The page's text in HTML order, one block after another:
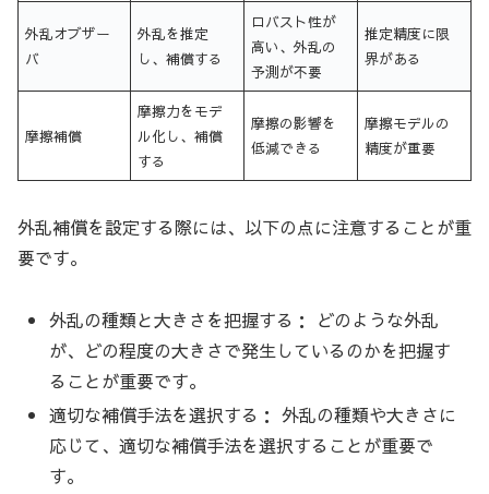
外乱オブザー
バ
外乱を推定
し、補償する
ロバスト性が
高い、外乱の
予測が不要
推定精度に限
界がある
摩擦補償
摩擦力をモデ
ル化し、補償
する
摩擦の影響を
低減できる
摩擦モデルの
精度が重要
外乱補償を設定する際には、以下の点に注意することが重
要です。
外乱の種類と大きさを把握する： どのような外乱
が、どの程度の大きさで発生しているのかを把握す
ることが重要です。
適切な補償手法を選択する： 外乱の種類や大きさに
応じて、適切な補償手法を選択することが重要で
す。